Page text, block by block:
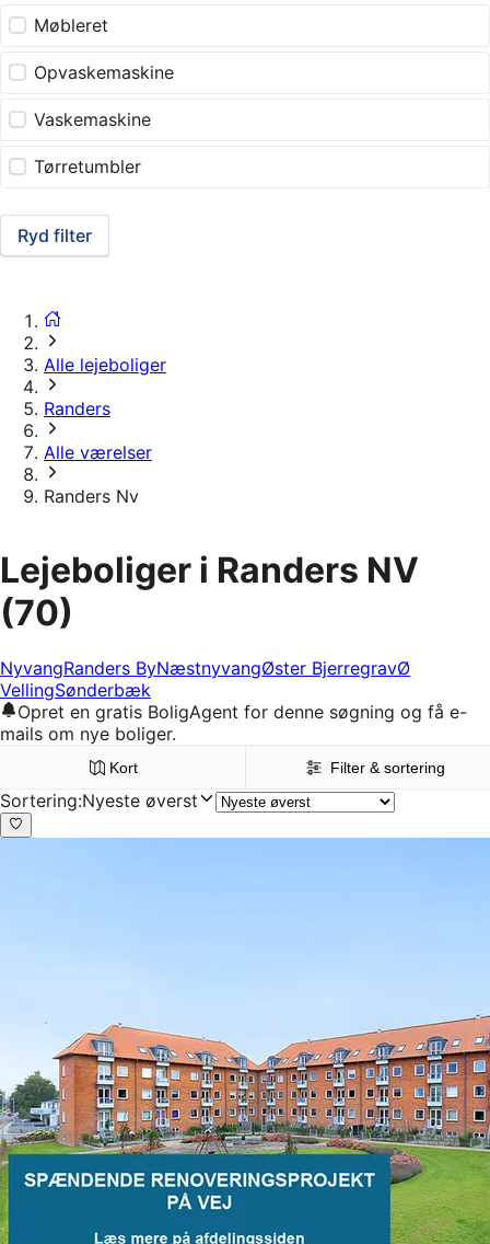
Møbleret
Opvaskemaskine
Vaskemaskine
Tørretumbler
Ryd filter
Alle lejeboliger
Randers
Alle værelser
Randers Nv
Lejeboliger i Randers NV
(70)
NyvangRanders ByNæstnyvangØster BjerregravØ
VellingSønderbæk
Opret en gratis BoligAgent for denne søgning og få e-
mails om nye boliger.
Kort Filter & sortering
Sortering:Nyeste øverst